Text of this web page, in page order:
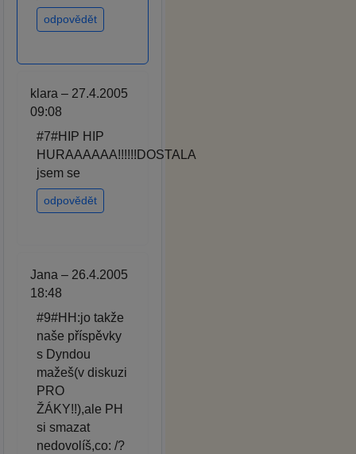
odpovědět
klara – 27.4.2005
09:08
#7#HIP HIP
HURAAAAAA!!!!!!DOSTALA
jsem se
odpovědět
Jana – 26.4.2005
18:48
#9#HH:jo takže
naše příspěvky
s Dyndou
mažeš(v diskuzi
PRO
ŽÁKY!!),ale PH
si smazat
nedovolíš,co: /?